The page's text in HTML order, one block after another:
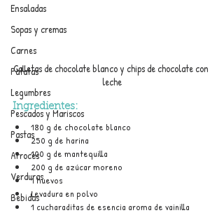
Ensaladas
Sopas y cremas
Carnes
Patatas
Legumbres
Pescados y Mariscos
Pastas
Arroces
Verduras
Bebidas
Galletas de chocolate blanco y chips de chocolate con
leche
Ingredientes:
180 g de chocolate blanco
250 g de harina
100 g de mantequilla
200 g de azúcar moreno
1 huevos
Levadura en polvo
1 cucharaditas de esencia aroma de vainilla